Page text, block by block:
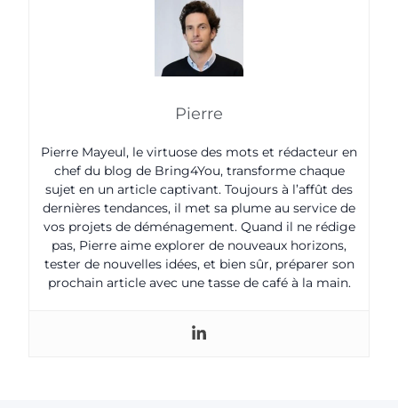
Pierre
Pierre Mayeul, le virtuose des mots et rédacteur en
chef du blog de Bring4You, transforme chaque
sujet en un article captivant. Toujours à l’affût des
dernières tendances, il met sa plume au service de
vos projets de déménagement. Quand il ne rédige
pas, Pierre aime explorer de nouveaux horizons,
tester de nouvelles idées, et bien sûr, préparer son
prochain article avec une tasse de café à la main.